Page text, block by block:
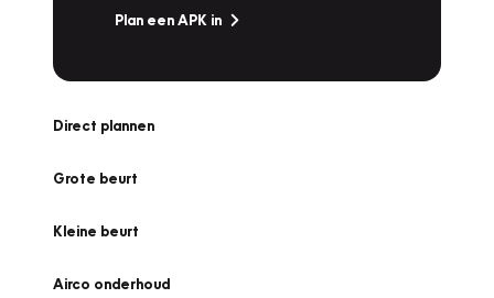
Plan een APK in
Direct plannen
Grote beurt
Kleine beurt
Airco onderhoud